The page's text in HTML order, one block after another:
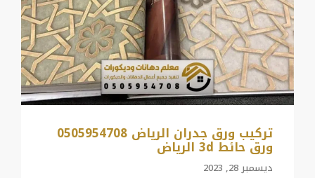
تركيب ورق جدران الرياض 0505954708
ورق حائط 3d الرياض
ديسمبر 28, 2023